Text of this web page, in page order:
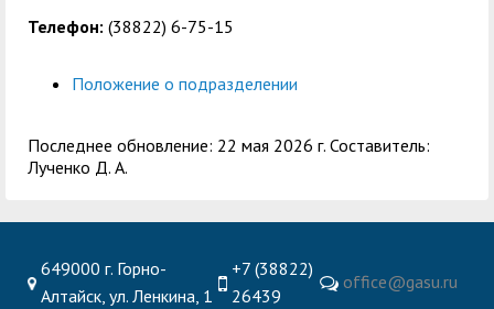
Образовательный
модуль «Обучение
отпуска обучающимся
Телефон: (38822) 6-75-15
Положение о подразделении
Последнее обновление: 22 мая 2026 г. Составитель:
Лученко Д. А.
649000 г. Горно-
Алтайск, ул. Ленкина, 1
+7 (38822)
26439
office@gasu.ru